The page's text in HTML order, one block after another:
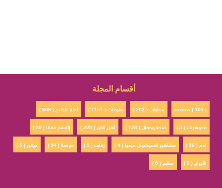
أقسام المجلة
أخبار الخليج ( 868 ) منوعات ( 1151 ) سيارات ( 203 )
review ( 103 )
إتفسح معانا ( 26 )
أهل الفن ( 223 ) صحة وجمال ( 123 )
مجوهرات ( 5 )
ديكور ( 5 )
موضة ( 54 ) زفاف ( 3 ) مشاهير السوشيال ميديا ( 4 )
ادم ( 30 )
مطبخ ( 6 )
الأبراج ( 0 )